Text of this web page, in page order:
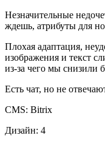
Незначительные
ждешь, атрибуты для
Плохая адаптация,
изображения и текст
из-за чего мы снизили
Есть чат, но не
CMS: Bitrix
Дизайн: 4